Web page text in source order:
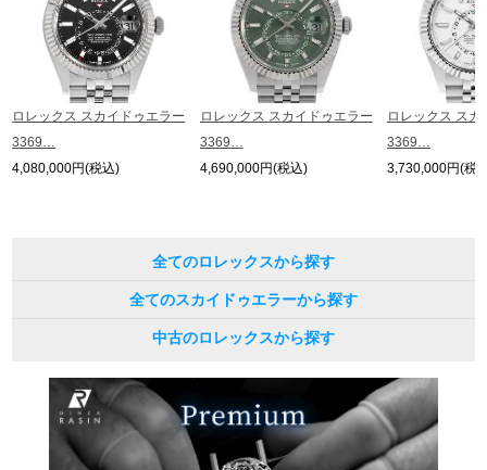
ロレックス スカイドゥエラー
3369…
4,080,000円(税込)
ロレックス スカイドゥエラー
3369…
4,690,000円(税込)
ロレックス スカ
3369…
3,730,000円(税
全てのロレックスから探す
全てのスカイドゥエラーから探す
中古のロレックスから探す